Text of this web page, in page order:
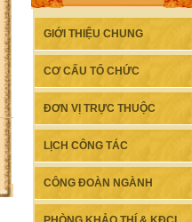
GIỚI THIỆU CHUNG
CƠ CẤU TỔ CHỨC
ĐƠN VỊ TRỰC THUỘC
LỊCH CÔNG TÁC
CÔNG ĐOÀN NGÀNH